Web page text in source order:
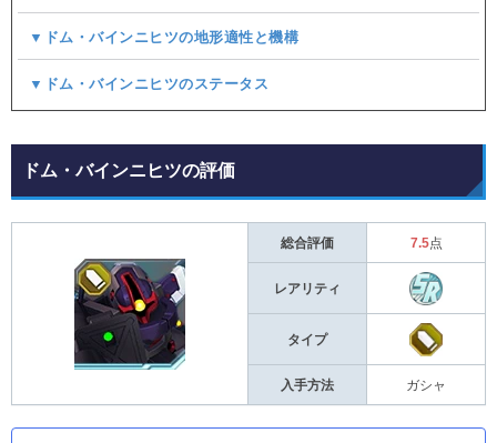
▼ドム・バインニヒツの地形適性と機構
▼ドム・バインニヒツのステータス
ドム・バインニヒツの評価
総合評価 7.5点
レアリティ
タイプ
入手方法 ガシャ